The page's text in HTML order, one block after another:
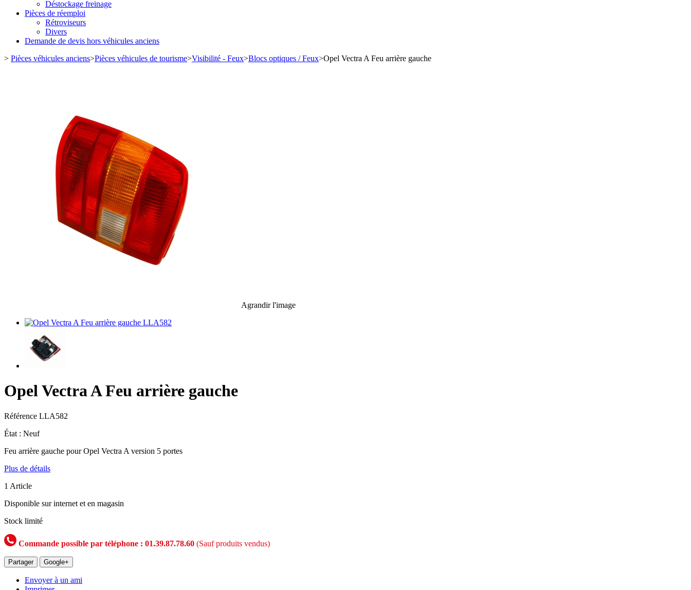
Déstockage freinage
Pièces de réemploi
Rétroviseurs
Divers
Demande de devis hors véhicules anciens
> Pièces véhicules anciens>Pièces véhicules de tourisme>Visibilité - Feux>Blocs optiques / Feux>Opel Vectra A Feu arrière gauche
Agrandir l'image
Opel Vectra A Feu arrière gauche
Référence LLA582
État : Neuf
Feu arrière gauche pour Opel Vectra A version 5 portes
Plus de détails
1 Article
Disponible sur internet et en magasin
Stock limité
Commande possible par téléphone : 01.39.87.78.60 (Sauf produits vendus)
Partager Google+
Envoyer à un ami